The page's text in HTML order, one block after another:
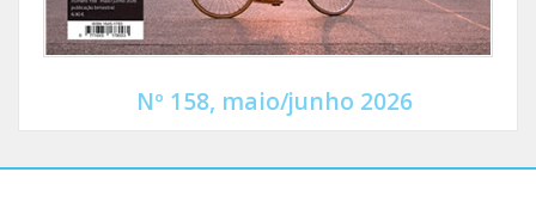
Nº 158, maio/junho 2026